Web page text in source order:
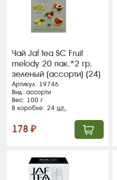
Чай Jaf tea SC Fruit
melody 20 пак.*2 гр.
зеленый (ассорти) (24)
(54)
Артикул: 19746
Вид: ассорти
Вес: 100 г
В коробке: 24шт.
178 ₽